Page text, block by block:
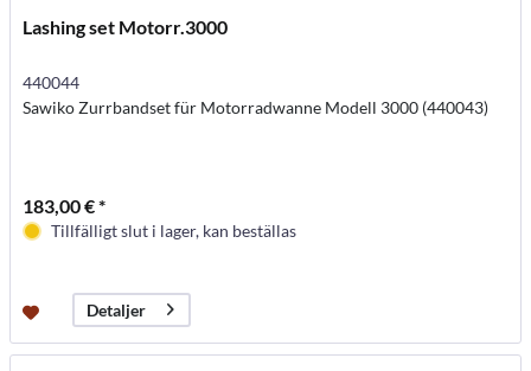
Lashing set Motorr.3000
440044
Sawiko Zurrbandset für Motorradwanne Modell 3000 (440043)
183,00 € *
Tillfälligt slut i lager, kan beställas
Detaljer